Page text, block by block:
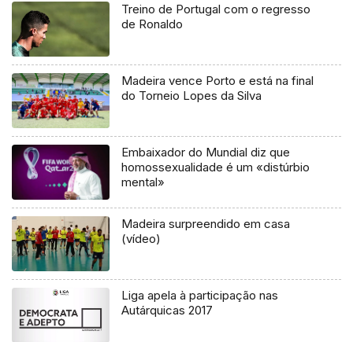
Treino de Portugal com o regresso
de Ronaldo
Madeira vence Porto e está na final
do Torneio Lopes da Silva
Embaixador do Mundial diz que
homossexualidade é um «distúrbio
mental»
Madeira surpreendido em casa
(vídeo)
Liga apela à participação nas
Autárquicas 2017